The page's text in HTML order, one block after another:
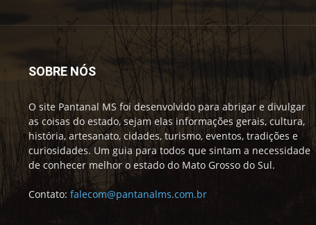
SOBRE NÓS
O site Pantanal MS foi desenvolvido para abrigar e divulgar
as coisas do estado, sejam elas informações gerais, cultura,
história, artesanato, cidades, turismo, eventos, tradições e
curiosidades. Um guia para todos que sintam a necessidade
de conhecer melhor o estado do Mato Grosso do Sul.
Contato: falecom@pantanalms.com.br